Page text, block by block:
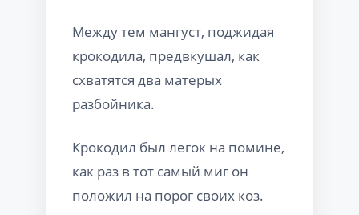
Между тем мангуст, поджидая
крокодила, предвкушал, как
схватятся два матерых
разбойника.
Крокодил был легок на помине,
как раз в тот самый миг он
положил на порог своих коз.